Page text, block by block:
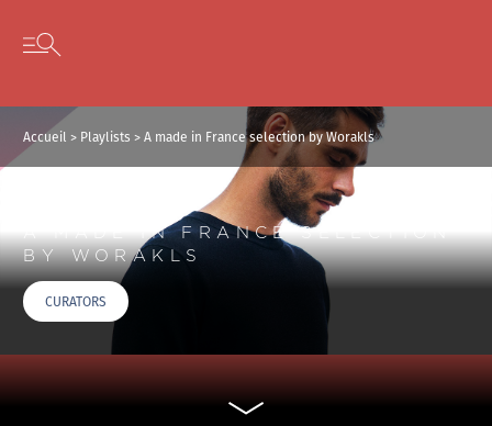
Skip to content
Open secondary menu
Accueil > Playlists >A made in France selection by Worakls
A MADE IN FRANCE SELECTION
BY WORAKLS
CURATORS